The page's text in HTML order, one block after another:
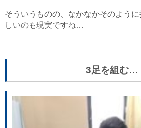
そういうものの、なかなかそのよう
しいのも現実ですね…
3足を組む…